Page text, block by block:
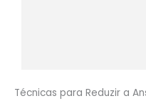
Técnicas para Reduzir a